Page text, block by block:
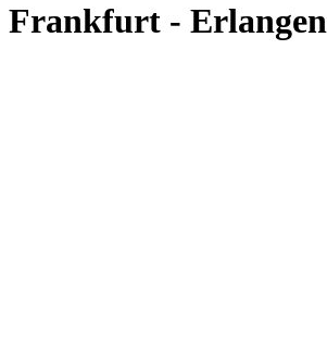
Frankfurt - Erlangen